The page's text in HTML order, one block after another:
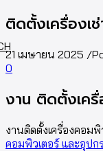
ติดตั้งเครื่องเ
21 เมษายน 2025 /
0
งาน ติดตั้งเค
งานติดตั้งเครื่องคอม
คอมพิวเตอร์ และอุป